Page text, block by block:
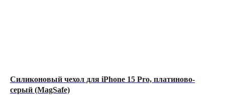
Силиконовый чехол для iPhone 15 Pro, платиново-
серый (MagSafe)